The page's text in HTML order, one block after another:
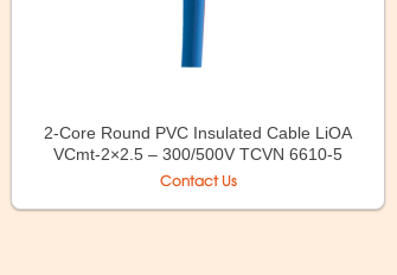
2-Core Round PVC Insulated Cable LiOA
VCmt-2×2.5 – 300/500V TCVN 6610-5
Contact Us